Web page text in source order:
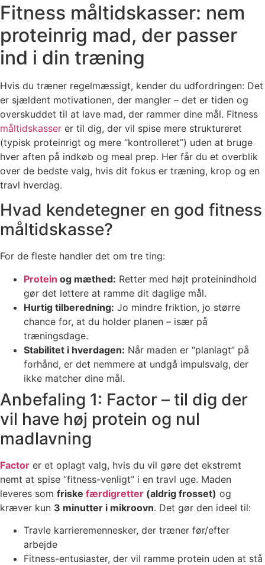
Fitness måltidskasser: nem
proteinrig mad, der passer
ind i din træning
Hvis du træner regelmæssigt, kender du udfordringen: Det
er sjældent motivationen, der mangler – det er tiden og
overskuddet til at lave mad, der rammer dine mål. Fitness
måltidskasser er til dig, der vil spise mere struktureret
(typisk proteinrigt og mere “kontrolleret”) uden at bruge
hver aften på indkøb og meal prep. Her får du et overblik
over de bedste valg, hvis dit fokus er træning, krop og en
travl hverdag.
Hvad kendetegner en god fitness
måltidskasse?
For de fleste handler det om tre ting:
Protein og mæthed: Retter med højt proteinindhold
gør det lettere at ramme dit daglige mål.
Hurtig tilberedning: Jo mindre friktion, jo større
chance for, at du holder planen – især på
træningsdage.
Stabilitet i hverdagen: Når maden er “planlagt” på
forhånd, er det nemmere at undgå impulsvalg, der
ikke matcher dine mål.
Anbefaling 1: Factor – til dig der
vil have høj protein og nul
madlavning
Factor er et oplagt valg, hvis du vil gøre det ekstremt
nemt at spise “fitness-venligt” i en travl uge. Maden
leveres som friske færdigretter (aldrig frosset) og
kræver kun 3 minutter i mikroovn. Det gør den ideel til:
Travle karrieremennesker, der træner før/efter
arbejde
Fitness-entusiaster, der vil ramme protein uden at stå